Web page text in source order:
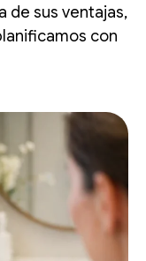
de sus ventajas,
con